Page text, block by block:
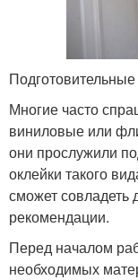
Многие часто
виниловые или
они прослужили
оклейки такого
сможет совладеть
рекомендации.
Перед началом
необходимых